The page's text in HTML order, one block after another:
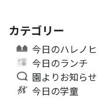
カテゴリー
今日のハレノヒ
今日のランチ
園よりお知らせ
今日の学童